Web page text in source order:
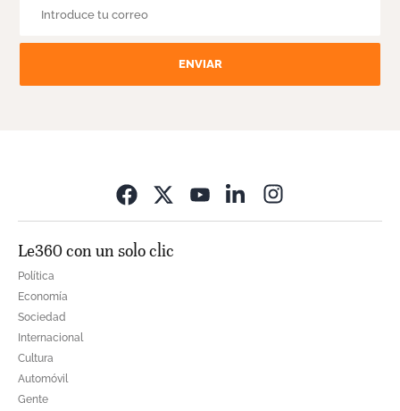
ENVIAR
Le360 con un solo clic
Política
Economía
Sociedad
Internacional
Cultura
Automóvil
Gente